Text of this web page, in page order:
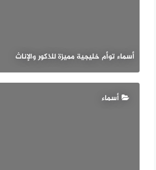
أسماء توأم خليجية مميزة للذكور والإناث
أسماء